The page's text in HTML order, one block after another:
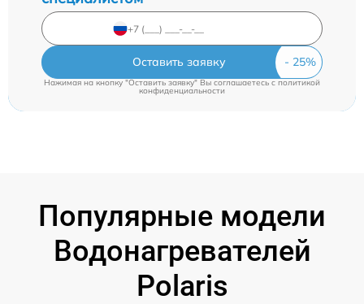
Оставить заявку
Нажимая на кнопку "Оставить заявку" Вы соглашаетесь cполитикой
конфиденциальности
Популярные модели
Водонагревателей
Polaris